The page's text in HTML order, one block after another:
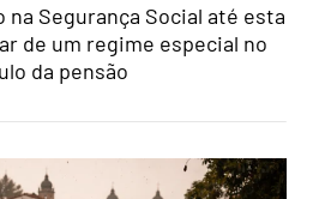
na Segurança Social até esta
de um regime especial no
da pensão